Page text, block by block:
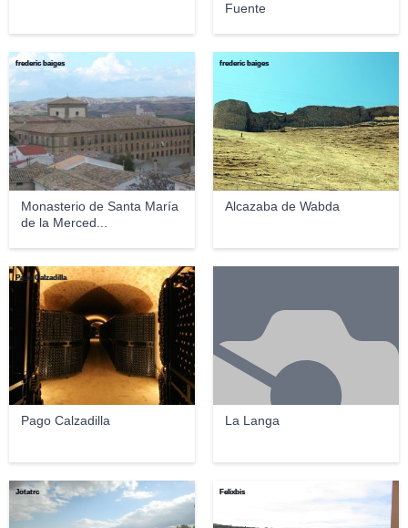
Fuente
Monasterio de Santa María
de la Merced...
frederic baiges
Alcazaba de Wabda
frederic baiges
Pago Calzadilla
Pago Calzadilla
La Langa
Jotatrc Felixbis